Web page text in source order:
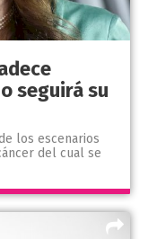
seguirá su
los escenarios
del cual se